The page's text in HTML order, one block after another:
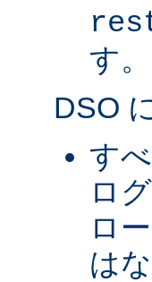
す。
DSO
す
ロ
ロ
は